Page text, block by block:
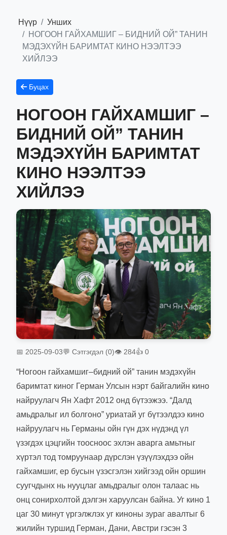
Нүүр
Унших
НОГООН ГАЙХАМШИГ – БИДНИЙ ОЙ” ТАНИН
МЭДЭХҮЙН БАРИМТАТ КИНО НЭЭЛТЭЭ
ХИЙЛЭЭ
Буцах
НОГООН ГАЙХАМШИГ –
БИДНИЙ ОЙ” ТАНИН
МЭДЭХҮЙН БАРИМТАТ
КИНО НЭЭЛТЭЭ
ХИЙЛЭЭ
📅 2025-09-03💬 Сэтгэгдэл (0)👁 284👍 0
“Ногоон гайхамшиг–бидний ой” танин мэдэхүйн
баримтат киног Герман Улсын нэрт байгалийн кино
найруулагч Ян Хафт 2012 онд бүтээжээ. “Далд
амьдралыг ил болгоно” уриатай уг бүтээлдээ кино
найруулагч нь Германы ойн гүн дэх нүдэнд үл
үзэгдэх цэцгийн тоосноос эхлэн аварга амьтныг
хүртэл тод томруунаар дүрслэн үзүүлэхдээ ойн
гайхамшиг, ер бусын үзэсгэлэн хийгээд ойн оршин
суугчдынх нь нууцлаг амьдралыг олон талаас нь
онц сонирхолтой дэлгэн харуулсан байна. Уг кино 1
цаг 30 минут үргэлжлэх уг киноны зураг авалтыг 6
жилийн туршид Герман, Дани, Австри гэсэн 3